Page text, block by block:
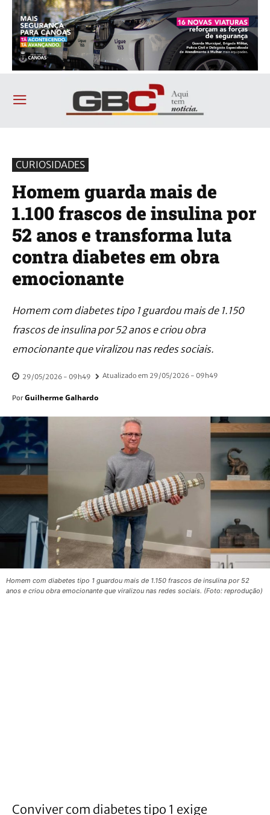
CURIOSIDADES
Homem guarda mais de
1.100 frascos de insulina por
52 anos e transforma luta
contra diabetes em obra
emocionante
Homem com diabetes tipo 1 guardou mais de 1.150
frascos de insulina por 52 anos e criou obra
emocionante que viralizou nas redes sociais.
29/05/2026 - 09h49 Atualizado em 29/05/2026 - 09h49
Por Guilherme Galhardo
Homem com diabetes tipo 1 guardou mais de 1.150 frascos de insulina por 52
anos e criou obra emocionante que viralizou nas redes sociais. (Foto: reprodução)
Conviver com diabetes tipo 1 exige